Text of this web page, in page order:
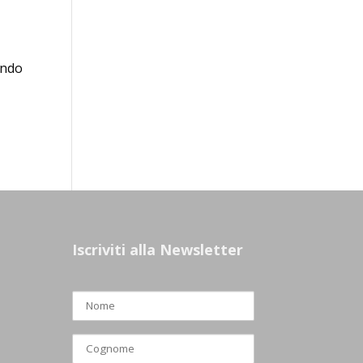
Iscriviti alla Newsletter